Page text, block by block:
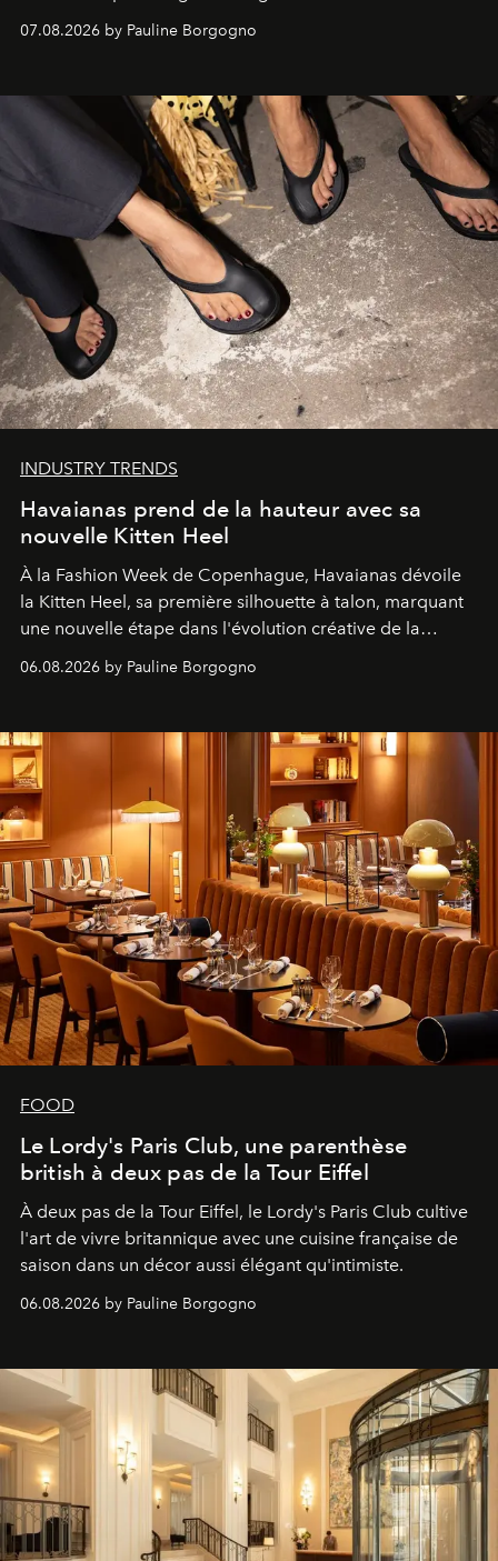
d'exception composent un véritable voyage sensoriel.
07.08.2026 by Pauline Borgogno
INDUSTRY TRENDS
Havaianas prend de la hauteur avec sa
nouvelle Kitten Heel
À la Fashion Week de Copenhague, Havaianas dévoile
la Kitten Heel, sa première silhouette à talon, marquant
une nouvelle étape dans l'évolution créative de la
06.08.2026 by Pauline Borgogno
FOOD
Le Lordy's Paris Club, une parenthèse
british à deux pas de la Tour Eiffel
À deux pas de la Tour Eiffel, le Lordy's Paris Club cultive
l'art de vivre britannique avec une cuisine française de
saison dans un décor aussi élégant qu'intimiste.
06.08.2026 by Pauline Borgogno